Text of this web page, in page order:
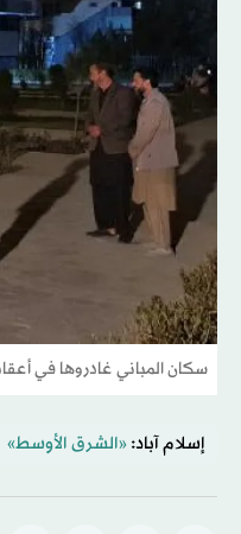
سكان المباني غادروها في
إسلام آباد: «الشرق الأوسط»